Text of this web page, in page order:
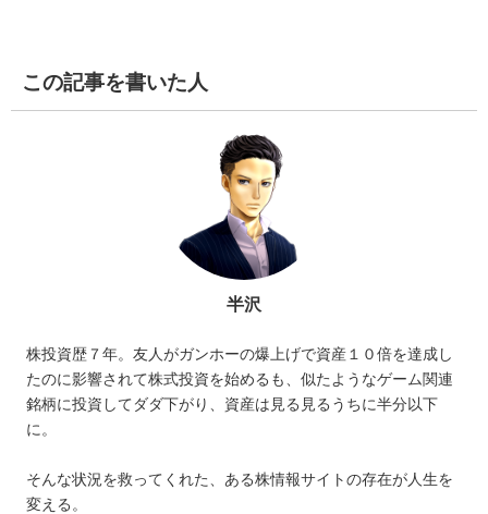
この記事を書いた人
半沢
株投資歴７年。友人がガンホーの爆上げで資産１０倍を達成し
たのに影響されて株式投資を始めるも、似たようなゲーム関連
銘柄に投資してダダ下がり、資産は見る見るうちに半分以下
に。
そんな状況を救ってくれた、ある株情報サイトの存在が人生を
変える。